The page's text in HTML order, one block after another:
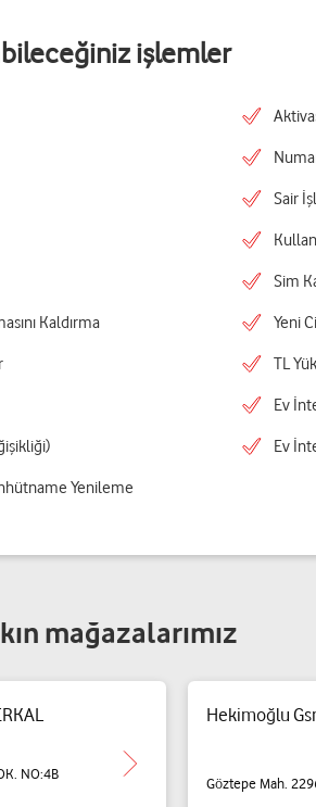
işlemler
Sair
Sim
Kaldırma Yeni
TL
Ev
Ev
Yenileme
mağazalarımız
NO:4B
Hekimoğlu
Göztepe Mah.